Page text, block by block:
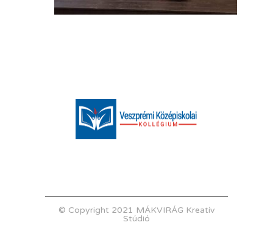
© Copyright 2021 MÁKVIRÁG Kreatív
Stúdió